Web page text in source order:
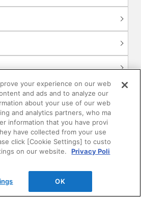
ル
エアスマート〉
分析サービス
your experience on our web
and ads and to analyze our
about your use of our web
and analytics partners, who ma
information that you have provi
have collected from your use
click [Cookie Settings] to custo
on our website.
Privacy Poli
OK